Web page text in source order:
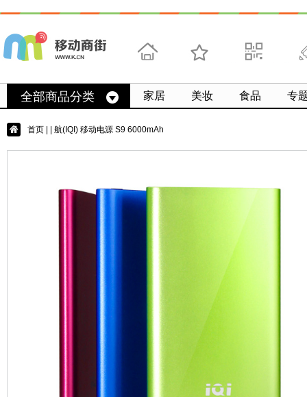
首页 收藏 求扫码 微
全部商品分类 家居 美妆 食品 专
首页 | 航(IQI) 移动电源 S9 6000mAh